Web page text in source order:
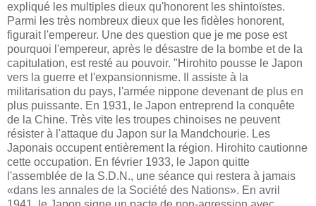
expliqué les multiples dieux qu'honorent les shintoïstes.
Parmi les très nombreux dieux que les fidèles honorent,
figurait l'empereur. Une des question que je me pose est
pourquoi l'empereur, après le désastre de la bombe et de la
capitulation, est resté au pouvoir. "Hirohito pousse le Japon
vers la guerre et l'expansionnisme. Il assiste à la
militarisation du pays, l'armée nippone devenant de plus en
plus puissante. En 1931, le Japon entreprend la conquête
de la Chine. Très vite les troupes chinoises ne peuvent
résister à l'attaque du Japon sur la Mandchourie. Les
Japonais occupent entièrement la région. Hirohito cautionne
cette occupation. En février 1933, le Japon quitte
l'assemblée de la S.D.N., une séance qui restera à jamais
«dans les annales de la Société des Nations». En avril